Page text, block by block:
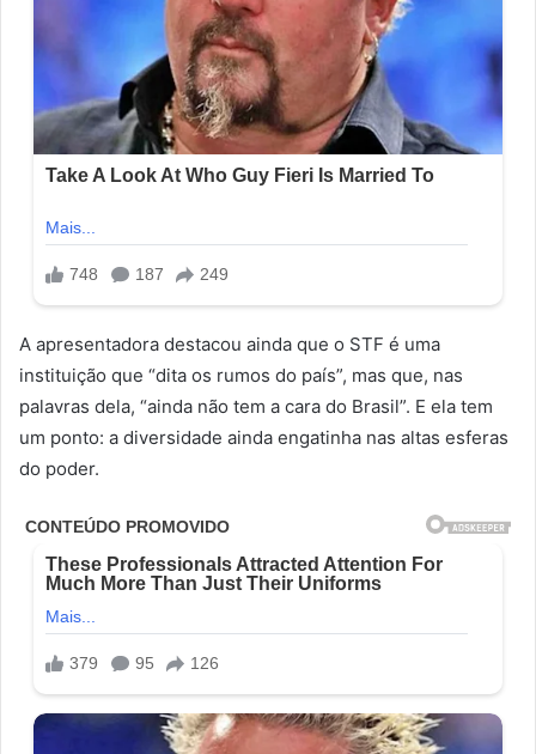
A apresentadora destacou ainda que o STF é uma
instituição que “dita os rumos do país”, mas que, nas
palavras dela, “ainda não tem a cara do Brasil”. E ela tem
um ponto: a diversidade ainda engatinha nas altas esferas
do poder.